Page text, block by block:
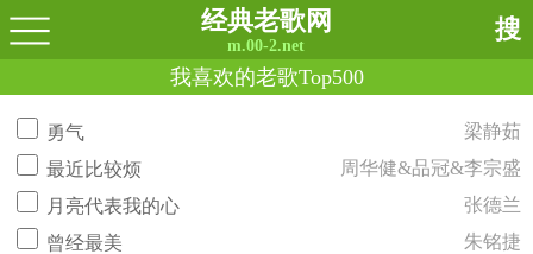
经典老歌网
m.00-2.net
搜
我喜欢的老歌Top500
勇气
梁静茹
最近比较烦
周华健&品冠&李宗盛
月亮代表我的心
张德兰
曾经最美
朱铭捷